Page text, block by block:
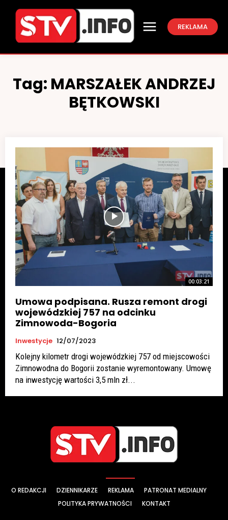
REKLAMA
Tag: MARSZAŁEK ANDRZEJ
BĘTKOWSKI
00:03:21
Umowa podpisana. Rusza remont drogi
wojewódzkiej 757 na odcinku
Zimnowoda-Bogoria
Inwestycje 12/07/2023
Kolejny kilometr drogi wojewódzkiej 757 od miejscowości
Zimnowodna do Bogorii zostanie wyremontowany. Umowę
na inwestycję wartości 3,5 mln zł...
O REDAKCJI DZIENNIKARZE REKLAMA
PATRONAT MEDIALNY
POLITYKA PRYWATNOŚCI
KONTAKT